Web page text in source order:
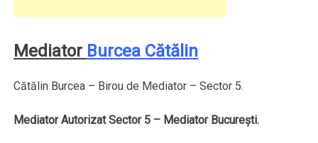
Mediator Burcea Cătălin
Cătălin Burcea – Birou de Mediator – Sector 5.
Mediator Autorizat Sector 5 – Mediator Bucureşti.